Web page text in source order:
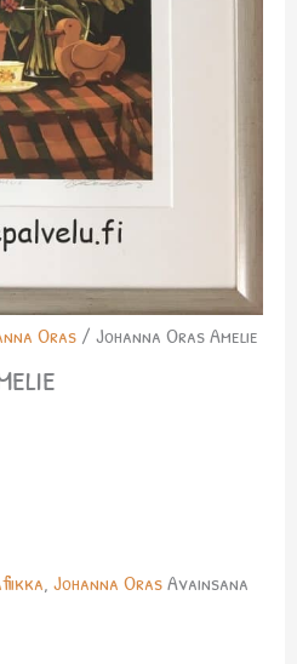
Oras/ Johanna Oras Amelie
, Johanna OrasAvainsana